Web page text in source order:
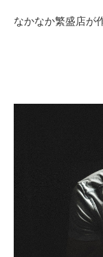
なかなか繁盛店が